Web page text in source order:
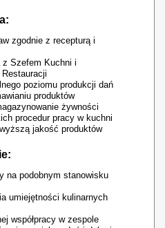
zgodnie z recepturą i
z Szefem Kuchni i
Restauracji
poziomu produkcji dań
produktów
żywności
procedur pracy w kuchni
jakość produktów
na podobnym stanowisku
umiejętności kulinarnych
współpracy w zespole